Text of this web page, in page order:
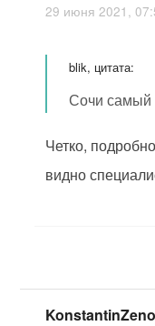
29 июня 2021,
blik, цитата:
Сочи самый
Четко,
видно